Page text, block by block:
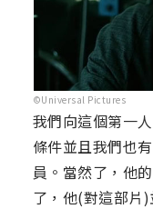
©Universal Pictures
我們向這個第一
條件並且我們也
員。當然了，他
了，他(對這部片)